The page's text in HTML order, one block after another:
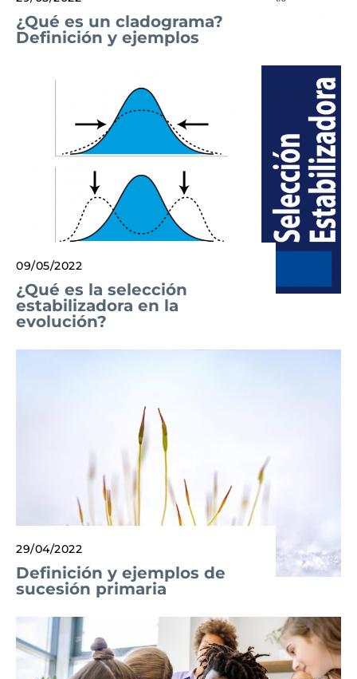
¿Qué es un cladograma?
Definición y ejemplos
09/05/2022
¿Qué es la selección
estabilizadora en la
evolución?
29/04/2022
Definición y ejemplos de
sucesión primaria